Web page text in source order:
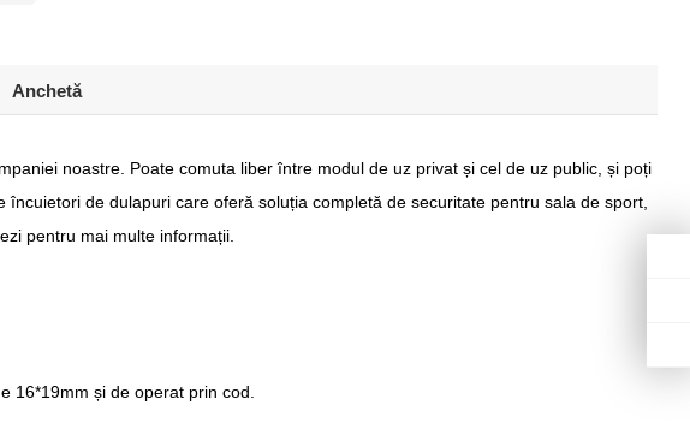
Anchetă
noastre. Poate comuta liber între modul de uz privat și cel de uz public, și poți
de dulapuri care oferă soluția completă de securitate pentru sala de sport,
pentru mai multe informații.
16*19mm și de operat prin cod.